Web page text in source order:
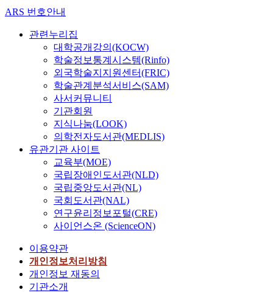
ARS 번호안내
관련누리집
대학공개강의(KOCW)
학술정보통계시스템(Rinfo)
외국학술지지원센터(FRIC)
학술관계분석서비스(SAM)
사서커뮤니티
기관회원
지식나눔(LOOK)
의학전자도서관(MEDLIS)
유관기관 사이트
교육부(MOE)
국립장애인도서관(NLD)
국립중앙도서관(NL)
국회도서관(NAL)
연구윤리정보포털(CRE)
사이언스온 (ScienceON)
이용약관
개인정보처리방침
개인정보 재동의
기관소개